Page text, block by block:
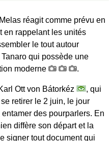
réagit comme prévu en
en rappelant les unités
le tout autour
qui possède une
moderne
.
Ott von Bátorkéz
, qui
retirer le 2 juin, le jour
des pourparlers. En
diffère son départ et la
signer tout document qui